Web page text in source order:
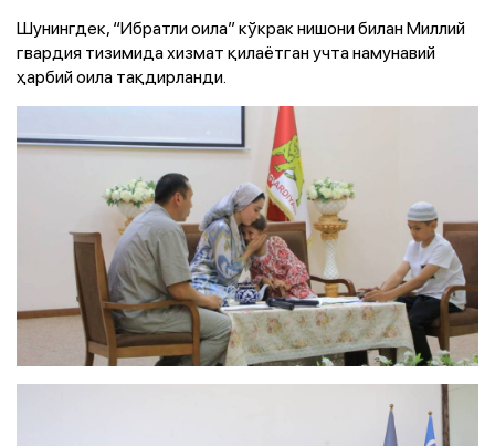
Шунингдек, “Ибратли оила” кўкрак нишони билан Миллий
гвардия тизимида хизмат қилаётган учта намунавий
ҳарбий оила тақдирланди.